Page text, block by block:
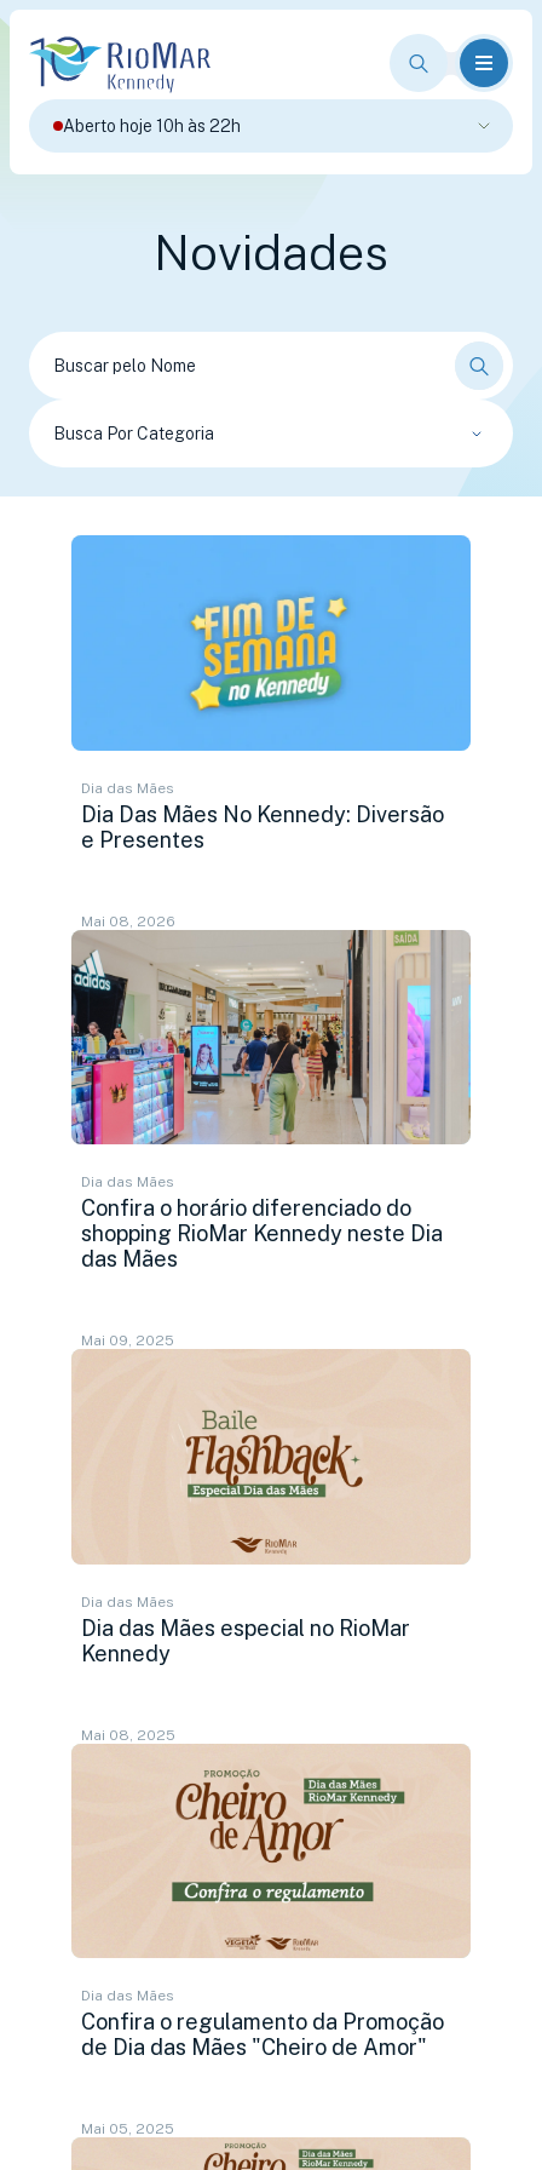
Aberto hoje 10h às 22h
Novidades
Busca Por Categoria
Dia das Mães
Dia Das Mães No Kennedy: Diversão
e Presentes
Mai 08, 2026
Dia das Mães
Confira o horário diferenciado do
shopping RioMar Kennedy neste Dia
das Mães
Mai 09, 2025
Dia das Mães
Dia das Mães especial no RioMar
Kennedy
Mai 08, 2025
Dia das Mães
Confira o regulamento da Promoção
de Dia das Mães "Cheiro de Amor"
Mai 05, 2025